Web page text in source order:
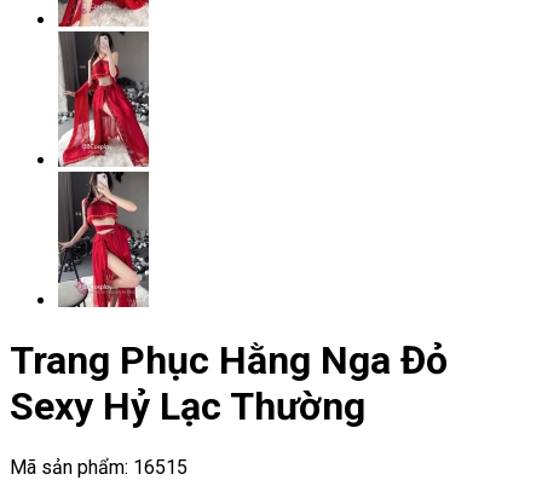
Trang Phục Hằng Nga Đỏ
Sexy Hỷ Lạc Thường
Mã sản phẩm: 16515